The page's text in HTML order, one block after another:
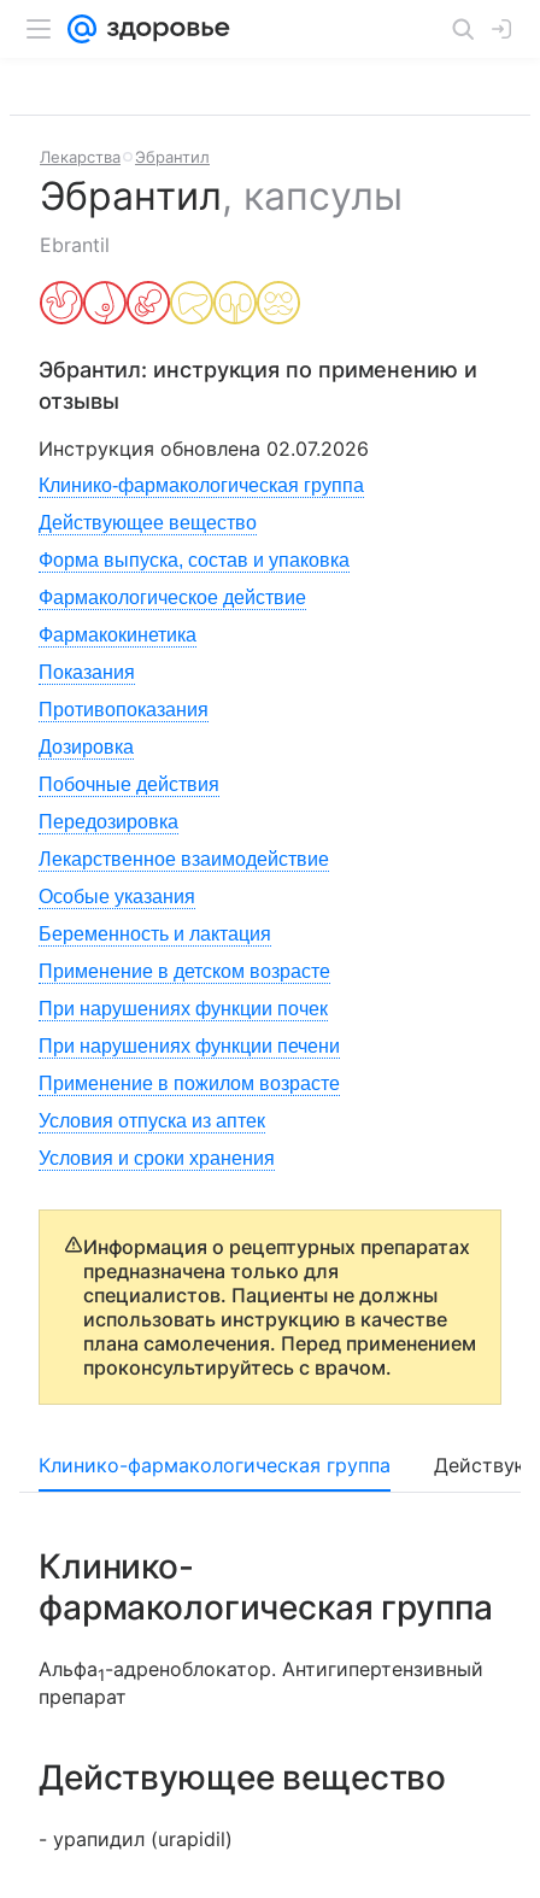
Лекарства Эбрантил
Эбрантил, капсулы
Ebrantil
Эбрантил: инструкция по применению и
отзывы
Инструкция обновлена 02.07.2026
Клинико-фармакологическая группа
Действующее вещество
Форма выпуска, состав и упаковка
Фармакологическое действие
Фармакокинетика
Показания
Противопоказания
Дозировка
Побочные действия
Передозировка
Лекарственное взаимодействие
Особые указания
Беременность и лактация
Применение в детском возрасте
При нарушениях функции почек
При нарушениях функции печени
Применение в пожилом возрасте
Условия отпуска из аптек
Условия и сроки хранения
Информация о рецептурных препаратах
предназначена только для
специалистов. Пациенты не должны
использовать инструкцию в качестве
плана самолечения. Перед применением
проконсультируйтесь с врачом.
Клинико-фармакологическая группа
Клинико-
фармакологическая группа
Альфа1-адреноблокатор. Антигипертензивный
препарат
Действующее вещество
- урапидил (urapidil)